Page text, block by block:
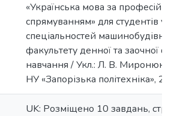
«Українська мова за
спрямуванням» для студентів
спеціальностей
факультету денної та заочної
навчання / Укл.: Л. В. Миронюк.
НУ «Запорізька політехніка»,
UK: Розміщено 10 завдань,